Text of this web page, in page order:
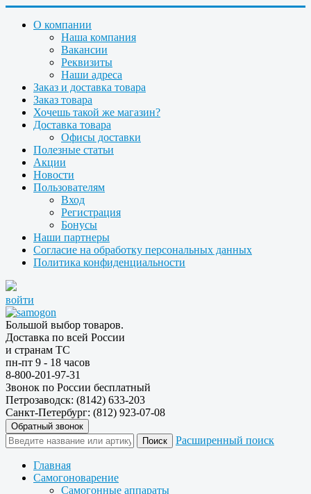
О компании
Наша компания
Вакансии
Реквизиты
Наши адреса
Заказ и доставка товара
Заказ товара
Хочешь такой же магазин?
Доставка товара
Офисы доставки
Полезные статьи
Акции
Новости
Пользователям
Вход
Регистрация
Бонусы
Наши партнеры
Согласие на обработку персональных данных
Политика конфиденциальности
войти
Большой выбор товаров.
Доставка по всей России
и странам ТС
пн-пт 9 - 18 часов
8-800-201-97-31
Звонок по России бесплатный
Петрозаводск: (8142) 633-203
Санкт-Петербург: (812) 923-07-08
Обратный звонок
Расширенный поиск
Главная
Самогоноварение
Самогонные аппараты